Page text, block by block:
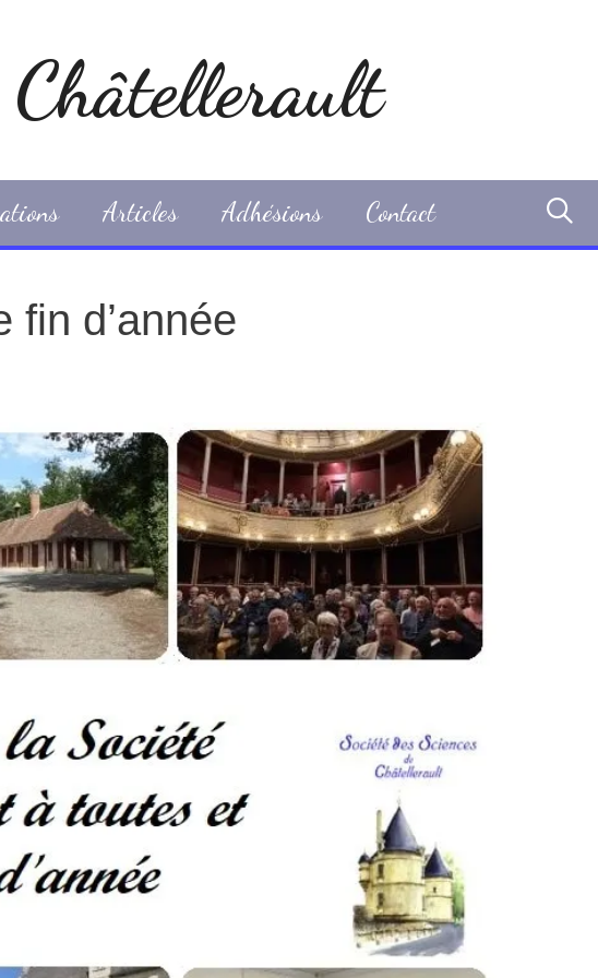
Châtellerault
Articles Adhésions Contact
d’année